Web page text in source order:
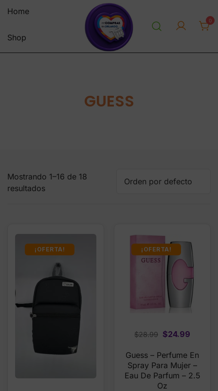
Home
Shop
0
GUESS
Mostrando 1–16 de 18
resultados
¡OFERTA! ¡OFERTA!
$28.99 Original
was:
$28.99.
$24.99
is:
$24.99.
Guess – Perfume En
Spray Para Mujer –
Eau De Parfum – 2.5
Oz